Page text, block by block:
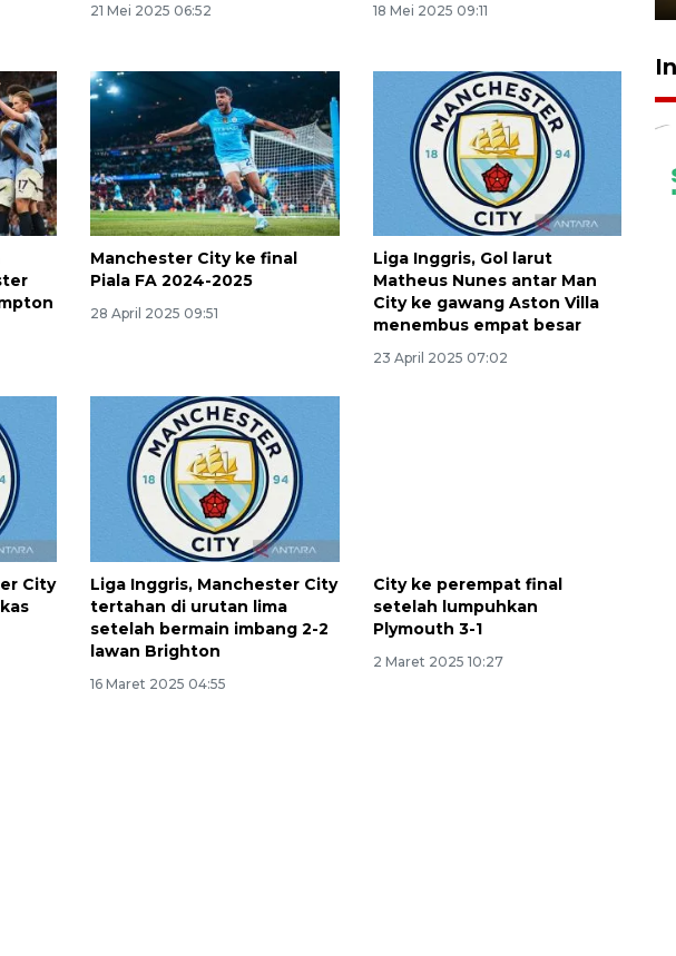
21 Mei 2025 06:52 18 Mei 2025 09:11
Manchester City ke final
Piala FA 2024-2025
28 April 2025 09:51
Liga Inggris, Gol larut
Matheus Nunes antar Man
City ke gawang Aston Villa
menembus empat besar
23 April 2025 07:02
City
Liga Inggris, Manchester City
tertahan di urutan lima
setelah bermain imbang 2-2
lawan Brighton
16 Maret 2025 04:55
City ke perempat final
setelah lumpuhkan
Plymouth 3-1
2 Maret 2025 10:27